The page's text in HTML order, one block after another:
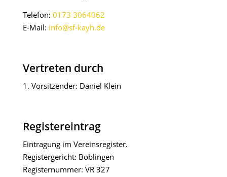
Telefon: 0173 3064062
E-Mail: info@sf-kayh.de
Vertreten durch
1. Vorsitzender: Daniel Klein
Registereintrag
Eintragung im Vereinsregister.
Registergericht: Böblingen
Registernummer: VR 327